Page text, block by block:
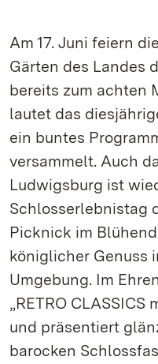
Am 17. Juni feiern
Gärten des Landes
bereits zum achten
lautet das
ein buntes
versammelt. Auch
Ludwigsburg ist
Schlosserlebnistag
Picknick im
königlicher Genuss
Umgebung. Im
„RETRO CLASSICS
und präsentiert
barocken